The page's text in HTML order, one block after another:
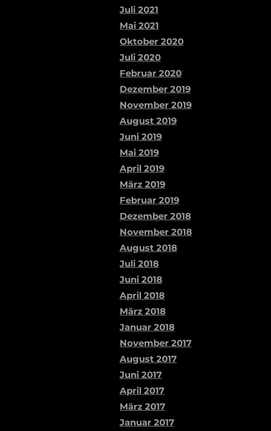
Juli 2021
Mai 2021
Oktober 2020
Juli 2020
Februar 2020
Dezember 2019
November 2019
August 2019
Juni 2019
Mai 2019
April 2019
März 2019
Februar 2019
Dezember 2018
November 2018
August 2018
Juli 2018
Juni 2018
April 2018
März 2018
Januar 2018
November 2017
August 2017
Juni 2017
April 2017
März 2017
Januar 2017